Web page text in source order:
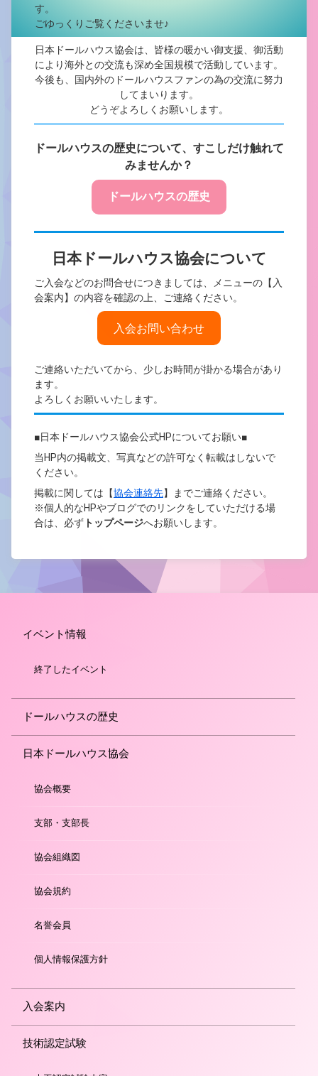
す。
ごゆっくりご覧くださいませ♪
日本ドールハウス協会は、皆様の暖かい御支援、御活動
により海外との交流も深め全国規模で活動しています。
今後も、国内外のドールハウスファンの為の交流に努力
してまいります。
どうぞよろしくお願いします。
ドールハウスの歴史について、すこしだけ触れて
みませんか？
ドールハウスの歴史
日本ドールハウス協会について
ご入会などのお問合せにつきましては、メニューの【入
会案内】の内容を確認の上、ご連絡ください。
入会お問い合わせ
ご連絡いただいてから、少しお時間が掛かる場合があり
ます。
よろしくお願いいたします。
■日本ドールハウス協会公式HPについてお願い■
当HP内の掲載文、写真などの許可なく転載はしないで
ください。
掲載に関しては【協会連絡先】までご連絡ください。
※個人的なHPやブログでのリンクをしていただける場
合は、 必ず トップページへお願いします。
イベント情報
終了したイベント
ドールハウスの歴史
日本ドールハウス協会
協会概要
支部・支部長
協会組織図
協会規約
名誉会員
個人情報保護方針
入会案内
技術認定試験